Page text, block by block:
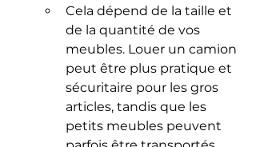
Cela dépend de la taille et
de la quantité de vos
meubles. Louer un camion
peut être plus pratique et
sécuritaire pour les gros
articles, tandis que les
petits meubles peuvent